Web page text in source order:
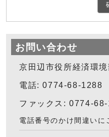
お問い合わせ
京田辺市役所経済環
電話: 0774-68-1288
ファックス: 0774-
電話番号のかけ間違いに